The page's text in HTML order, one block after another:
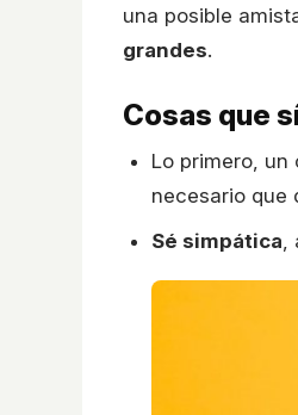
una posible
grandes.
Cosas que
Lo primero,
necesario que
Sé simpática